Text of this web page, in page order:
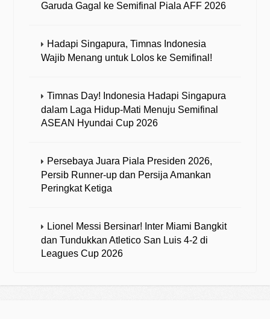
Garuda Gagal ke Semifinal Piala AFF 2026
Hadapi Singapura, Timnas Indonesia
Wajib Menang untuk Lolos ke Semifinal!
Timnas Day! Indonesia Hadapi Singapura
dalam Laga Hidup-Mati Menuju Semifinal
ASEAN Hyundai Cup 2026
Persebaya Juara Piala Presiden 2026,
Persib Runner-up dan Persija Amankan
Peringkat Ketiga
Lionel Messi Bersinar! Inter Miami Bangkit
dan Tundukkan Atletico San Luis 4-2 di
Leagues Cup 2026